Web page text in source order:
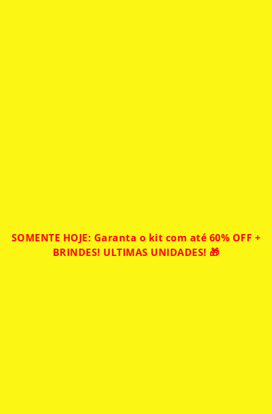
SOMENTE HOJE: Garanta o kit com até 60% OFF +
BRINDES! ULTIMAS UNIDADES! 🎁